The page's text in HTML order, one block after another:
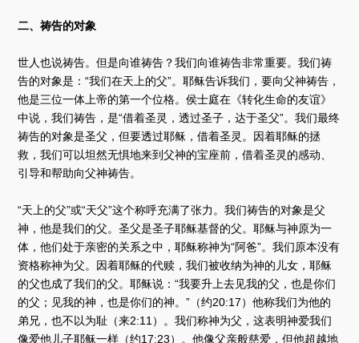
二、祷告的对象
世人也说祷告。但是向谁祷告？我们向谁祷告非常重要。我们祷
告的对象是：“我们在天上的父”。耶稣告诉我们，要向父神祷告，
他是三位一体上帝的第一个位格。侯士庭在《转化生命的友谊》
中说，我们祷告，是“借着圣灵，透过圣子，达于圣父”。我们最终
祷告的对象是圣父，但要透过耶稣，借着圣灵。因着耶稣的拯
救，我们可以坦然无惧地来到父神的宝座前，借着圣灵的感动、
引导和帮助向父神祷告。
“天上的父”或“天父”这个称呼充满了张力。我们祷告的对象是父
神，他是我们的父。圣父是圣子耶稣基督的父。耶稣与神原为一
体，他们处于亲密的关系之中，耶稣称神为“阿爸”。我们原本没有
资格称神为父。因着耶稣的代赎，我们被收纳为神的儿女，耶稣
的父也成了我们的父。耶稣说：“我要升上去见我的父，也是你们
的父；见我的神，也是你们的神。”（约20:17）他称我们为他的
弟兄，也不以为耻（来2:11）。我们称神为父，这表明神爱我们
像爱他儿子耶稣一样（约17:23）。他像父亲般慈爱，但他超越地